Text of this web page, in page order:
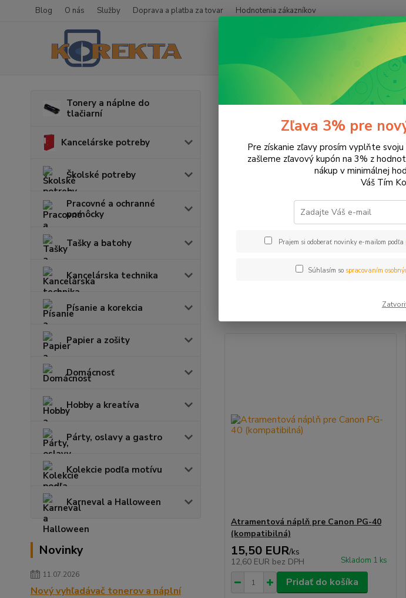
Blog O nás Služby Doprava a platba za tovar Hodnotenia zákazníkov
Tonery a náplne do
tlačiarní
Kancelárske potreby
Školské potreby
Pracovné a ochranné
pomôcky
Tašky a batohy
Kancelárska technika
Písanie a korekcia
Papier a zošity
Domácnosť
Hobby a kreatíva
Párty, oslavy a gastro
Kolekcie podľa motívu
Karneval a Halloween
Novinky
11.07.2026
Nový vyhľadávač tonerov a náplní
Tonery a náplne do tlačiarní Canon
iP1600
EUR Od
Atramentová náplň pre Canon PG-40
(kompatibilná)
15,50 EUR/ks
12,60 EUR bez DPH Skladom 1 ks
Pridať do košíka
Zľava 3% pre
Pre získanie zľavy prosím vyplňte
zašleme zľavový kupón na 3% z
nákup v minimálnej
Váš Tím
Prajem si odoberať novinky e-mailom podľa
Súhlasím so spracovaním